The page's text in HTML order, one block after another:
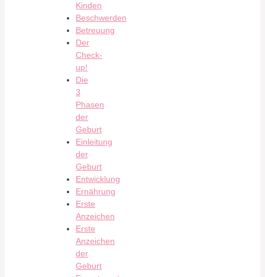
Kinden
Beschwerden
Betreuung
Der
Check-
up!
Die
3
Phasen
der
Geburt
Einleitung
der
Geburt
Entwicklung
Ernährung
Erste
Anzeichen
Erste
Anzeichen
der
Geburt